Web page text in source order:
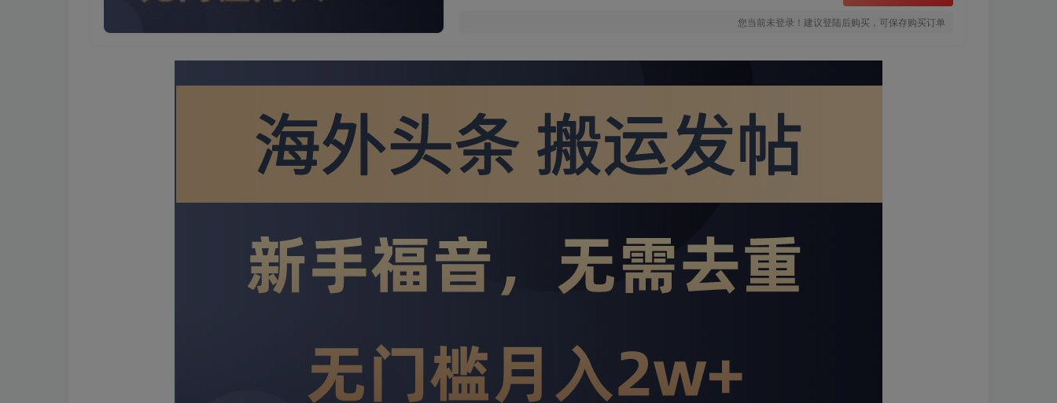
您当前未登录！建议登陆后购买，可保存购买订单